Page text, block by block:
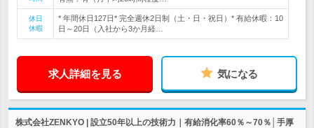
休日
休暇
* 年間休日127日* 完全週休2日制（土・日・祝日）* 有給休暇：10
日～20日（入社から3か月経…
求人詳細を見る 気になる
株式会社ZENKYO | 設立50年以上の技術力｜有給消化率60％～70％│手厚